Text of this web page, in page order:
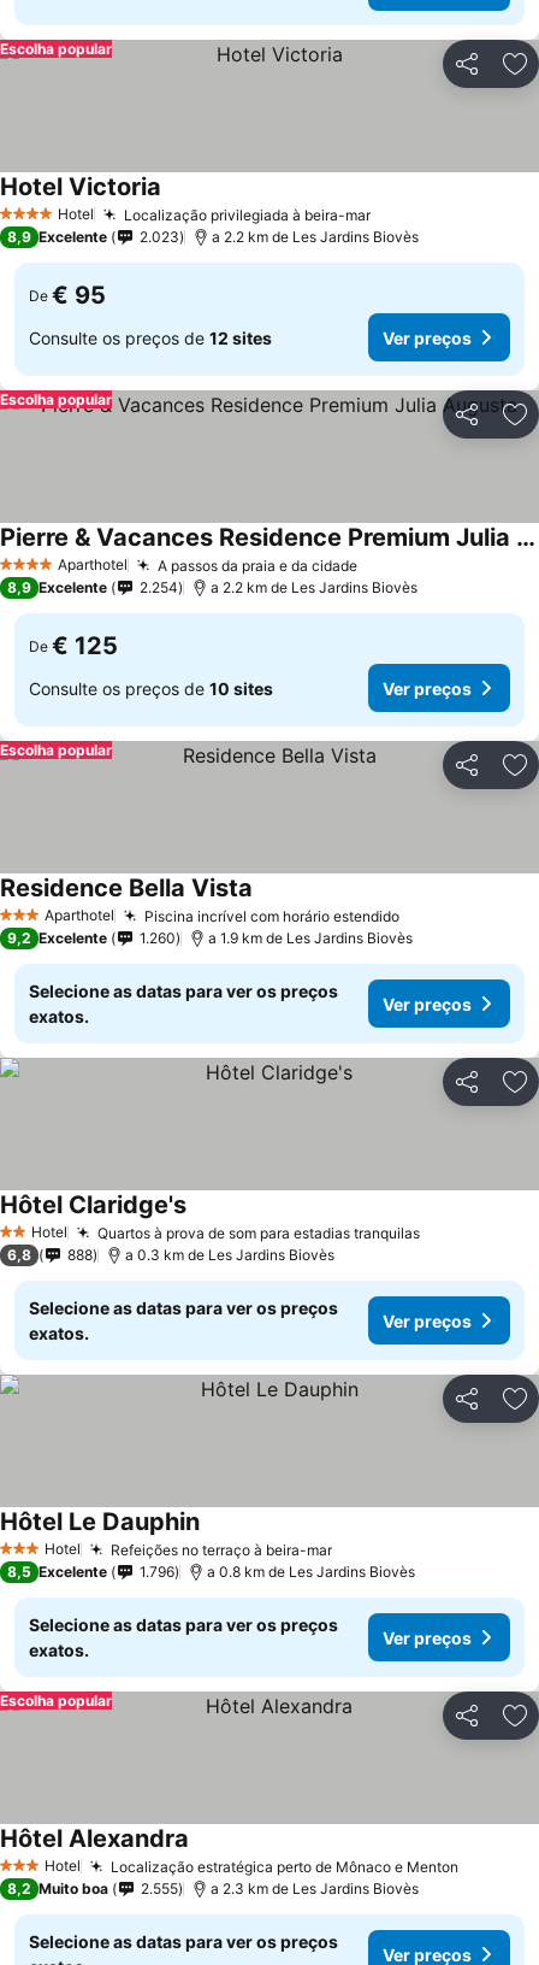
Partilhar
Escolha popular
4 EstrelasHotel Localização privilegiada à beira-mar
Hotel Victoria
8,9 Excelente 2.023 a 2.2 km de Les Jardins Biovès
De € 95
Consulte os preços de 12 sites Ver preços
Partilhar
Escolha popular
4 EstrelasAparthotel A passos da praia e da cidade
Pierre & Vacances Residence Premium Julia Augusta
8,9 Excelente 2.254 a 2.2 km de Les Jardins Biovès
De € 125
Consulte os preços de 10 sites Ver preços
Partilhar
Escolha popular
3 EstrelasAparthotel Piscina incrível com horário estendido
Residence Bella Vista
9,2 Excelente 1.260 a 1.9 km de Les Jardins Biovès
Selecione as datas para ver os preços
exatos.
Ver preços
Partilhar
2 Estrelas
Hotel Quartos à prova de som para estadias tranquilas
Hôtel Claridge's
6,8 888 a 0.3 km de Les Jardins Biovès
Selecione as datas para ver os preços
exatos.
Ver preços
Partilhar
3 EstrelasHotel Refeições no terraço à beira-mar
Hôtel Le Dauphin
8,5 Excelente 1.796 a 0.8 km de Les Jardins Biovès
Selecione as datas para ver os preços
exatos.
Ver preços
Partilhar
Escolha popular
3 EstrelasHotel Localização estratégica perto de Mônaco e Menton
Hôtel Alexandra
8,2 Muito boa 2.555 a 2.3 km de Les Jardins Biovès
Selecione as datas para ver os preços
Ver preços